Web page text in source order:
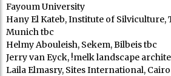
Fayoum University
Hany El Kateb, Institute of Silviculture,
Munich tbc
Helmy Abouleish, Sekem, Bilbeis tbc
Jerry van Eyck, !melk landscape
Laila Elmasry, Sites International, Cairo